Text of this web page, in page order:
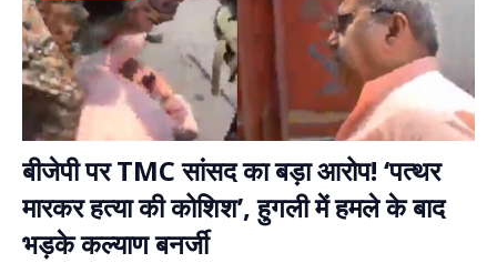
बीजेपी पर TMC सांसद का बड़ा आरोप! ‘पत्थर
मारकर हत्या की कोशिश’, हुगली में हमले के बाद
भड़के कल्याण बनर्जी